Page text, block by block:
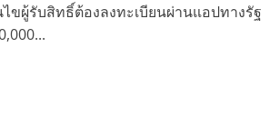
ไขผู้รับสิทธิ์ต้องลงทะเบียนผ่านแอปทางรัฐ